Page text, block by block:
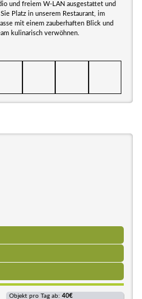
und freiem W-LAN ausgestattet und
Platz in unserem Restaurant, im
mit einem zauberhaften Blick und
kulinarisch verwöhnen.
Objekt pro Tag ab: 40€